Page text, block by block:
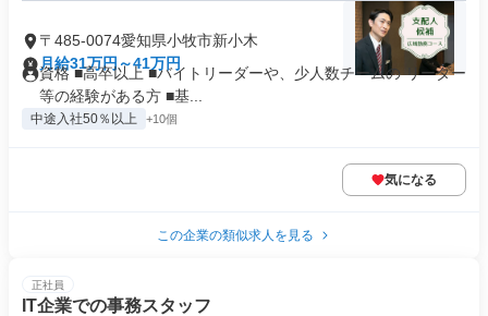
〒485-0074愛知県小牧市新小木
月給31万円～41万円
資格 ■高卒以上 ■バイトリーダーや、少人数チームの リーダー
等の経験がある方 ■基...
中途入社50％以上 +10個
気になる
この企業の類似求人を見る
正社員
IT企業での事務スタッフ